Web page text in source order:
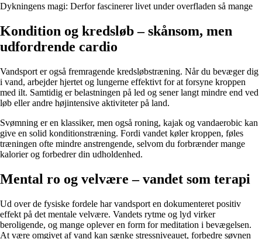
Dykningens magi: Derfor fascinerer livet under overfladen så mange
Kondition og kredsløb – skånsom, men
udfordrende cardio
Vandsport er også fremragende kredsløbstræning. Når du bevæger dig
i vand, arbejder hjertet og lungerne effektivt for at forsyne kroppen
med ilt. Samtidig er belastningen på led og sener langt mindre end ved
løb eller andre højintensive aktiviteter på land.
Svømning er en klassiker, men også roning, kajak og vandaerobic kan
give en solid konditionstræning. Fordi vandet køler kroppen, føles
træningen ofte mindre anstrengende, selvom du forbrænder mange
kalorier og forbedrer din udholdenhed.
Mental ro og velvære – vandet som terapi
Ud over de fysiske fordele har vandsport en dokumenteret positiv
effekt på det mentale velvære. Vandets rytme og lyd virker
beroligende, og mange oplever en form for meditation i bevægelsen.
At være omgivet af vand kan sænke stressniveauet, forbedre søvnen